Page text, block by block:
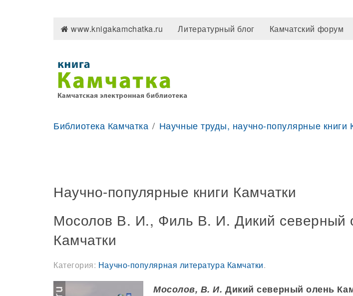
www.knigakamchatka.ru Литературный блог Камчатский форум
Библиотека Камчатка Научные труды, научно-популярные книги
Научно-популярные книги Камчатки
Мосолов В. И., Филь В. И. Дикий северный
Камчатки
Категория: Научно-популярная литература Камчатки.
Мосолов, В. И. Дикий северный олень